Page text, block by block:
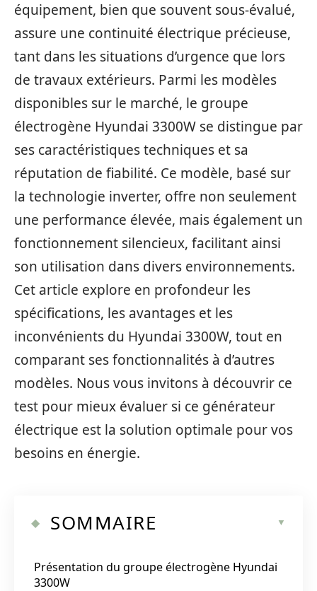
équipement, bien que souvent sous-évalué,
assure une continuité électrique précieuse,
tant dans les situations d’urgence que lors
de travaux extérieurs. Parmi les modèles
disponibles sur le marché, le groupe
électrogène Hyundai 3300W se distingue par
ses caractéristiques techniques et sa
réputation de fiabilité. Ce modèle, basé sur
la technologie inverter, offre non seulement
une performance élevée, mais également un
fonctionnement silencieux, facilitant ainsi
son utilisation dans divers environnements.
Cet article explore en profondeur les
spécifications, les avantages et les
inconvénients du Hyundai 3300W, tout en
comparant ses fonctionnalités à d’autres
modèles. Nous vous invitons à découvrir ce
test pour mieux évaluer si ce générateur
électrique est la solution optimale pour vos
besoins en énergie.
SOMMAIRE
Présentation du groupe électrogène Hyundai
3300W